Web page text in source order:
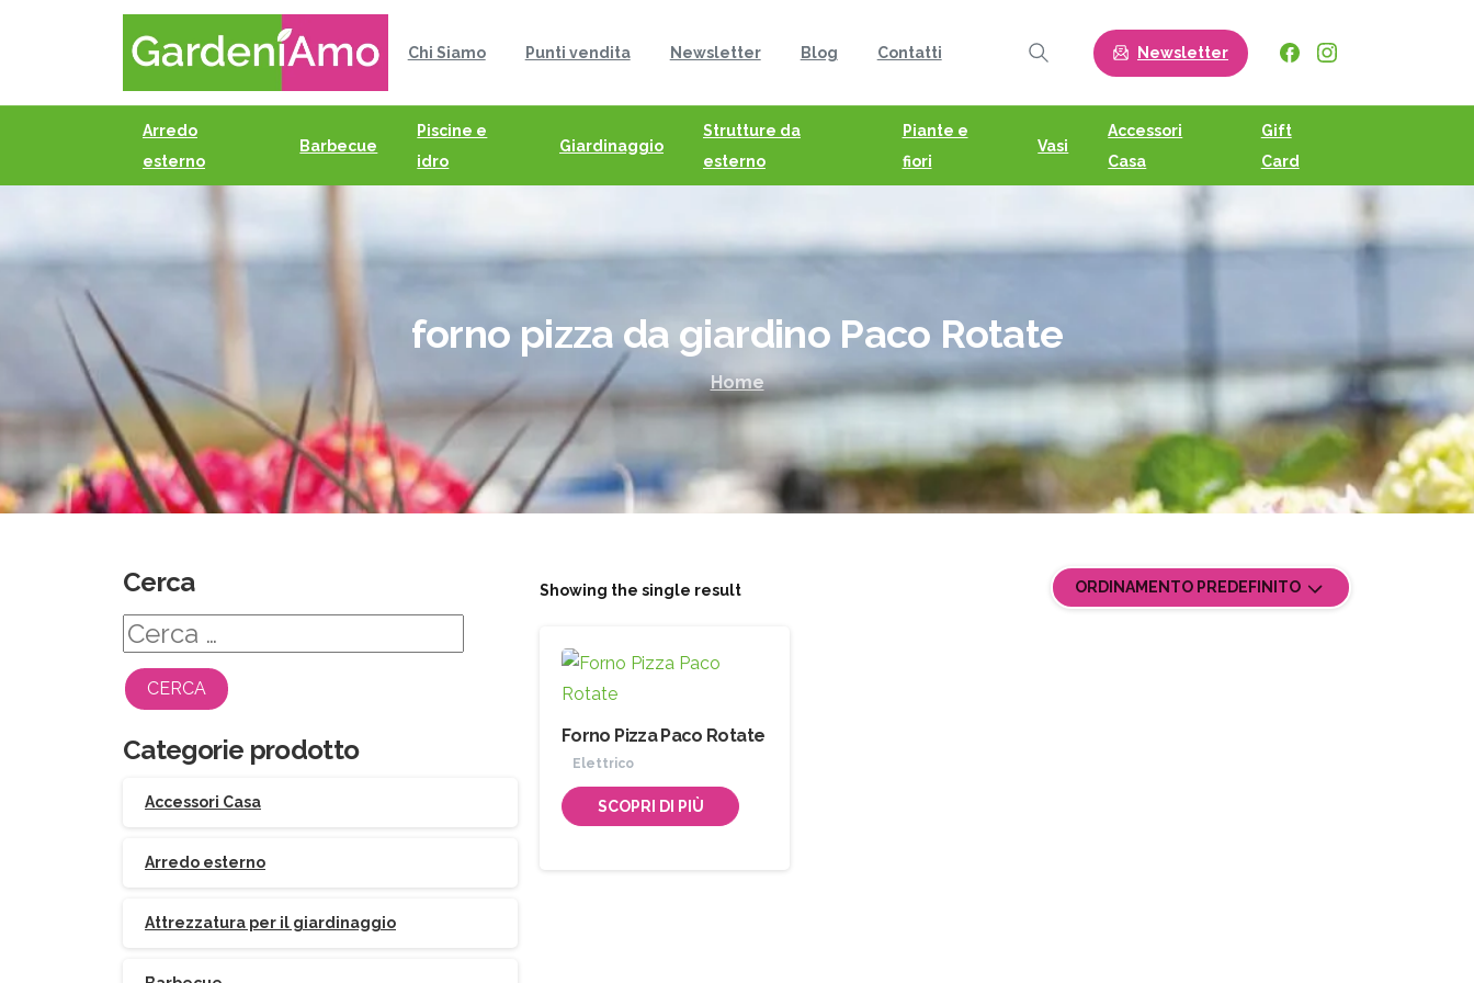
Chi Siamo Punti vendita Newsletter Blog Contatti
Search
Newsletter
Arredo
esterno
Barbecue
Piscine e
idro
Giardinaggio
Strutture da
esterno
Piante e
fiori
Vasi
Accessori
Casa
Gift
Card
forno pizza da giardino Paco Rotate
Home
Showing the single result ORDINAMENTO PREDEFINITO
Forno Pizza Paco Rotate
Elettrico
SCOPRI DI PIÙ
Cerca
Ricerca
per:
Categorie prodotto
Accessori Casa
Arredo esterno
Attrezzatura per il giardinaggio